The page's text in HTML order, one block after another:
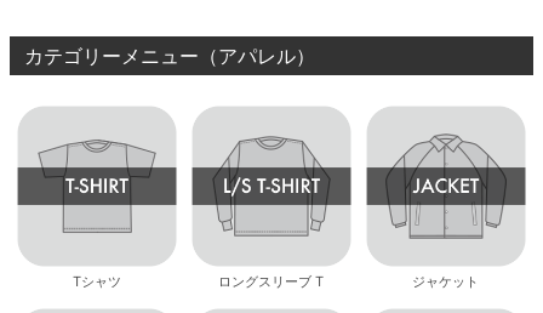
カテゴリーメニュー（アパレル）
Tシャツ ロングスリーブ T ジャケット